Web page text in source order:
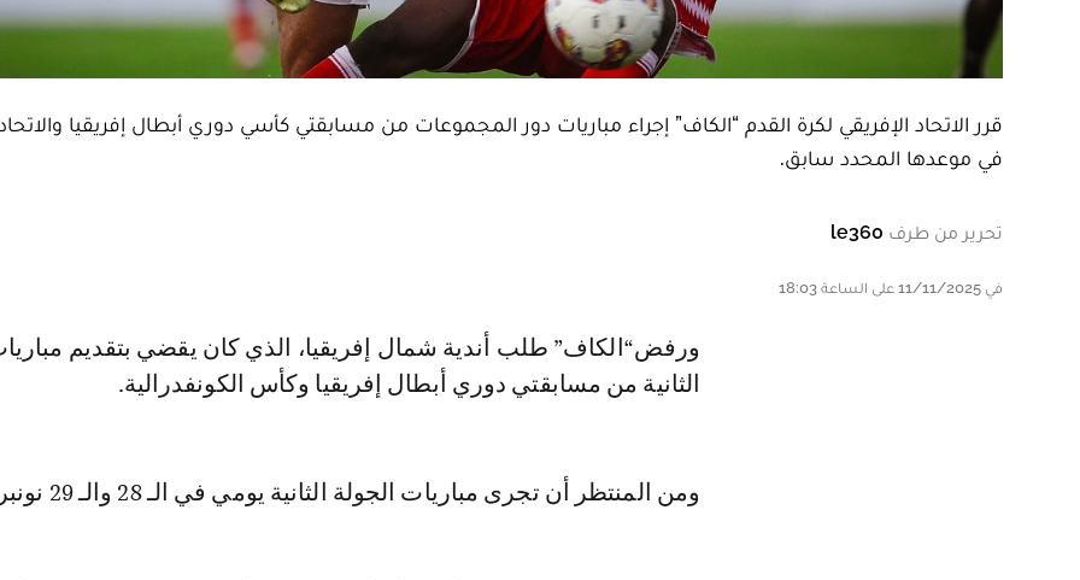
قرر الاتحاد الإفريقي لكرة القدم “الكاف” إجراء مباريات دور المجموعات من مسابقتي كأسي دوري أبطال إفريقيا
في موعدها المحدد سابق.
تحرير من طرف le360
في 11/11/2025 على الساعة 18:03
ورفض“الكاف” طلب أندية شمال إفريقيا، الذي كان يقضي بتقديم مباريات الجولة
الثانية من مسابقتي دوري أبطال إفريقيا وكأس الكونفدرالية.
ومن المنتظر أن تجرى مباريات الجولة الثانية يومي في الـ 28 والـ 29 نونبر الحالي.